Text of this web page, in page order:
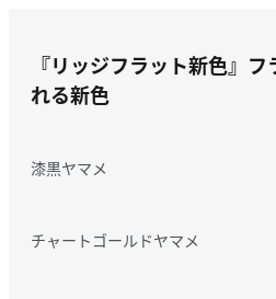
『リッジフラット新色』 フ
れる新色
漆黒ヤマメ
チャートゴールドヤマメ